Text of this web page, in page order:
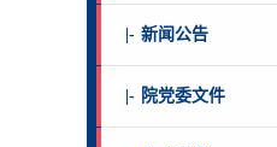
|- 新闻公告
|- 院党委文件